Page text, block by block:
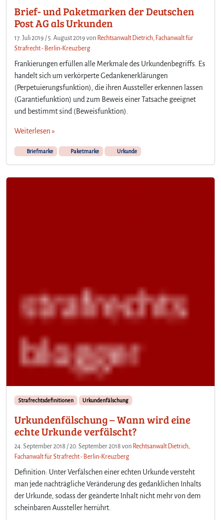
Brief- und Paketmarken der Deutschen
Post AG als Urkunden
17. Juli 2019 / 5. August 2019 von Rechtsanwalt Dietrich, Fachanwalt für
Strafrecht - Berlin-Kreuzberg
Frankierungen erfüllen alle Merkmale des Urkundenbegriffs. Es
handelt sich um verkörperte Gedankenerklärungen
(Perpetuierungsfunktion), die ihren Aussteller erkennen lassen
(Garantiefunktion) und zum Beweis einer Tatsache geeignet
und bestimmt sind (Beweisfunktion).
Weiterlesen »
Briefmarke Paketmarke Urkunde
Strafrechtsdefinitionen Urkundenfälschung
Urkundenfälschung – Wann wird eine
echte Urkunde verfälscht?
24. September 2018 /20. September 2018 von Rechtsanwalt Dietrich,
Fachanwalt für Strafrecht - Berlin-Kreuzberg
Definition: Unter Verfälschen einer echten Urkunde versteht
man jede nachträgliche Veränderung des gedanklichen Inhalts
der Urkunde, sodass der geänderte Inhalt nicht mehr von dem
scheinbaren Aussteller herrührt.